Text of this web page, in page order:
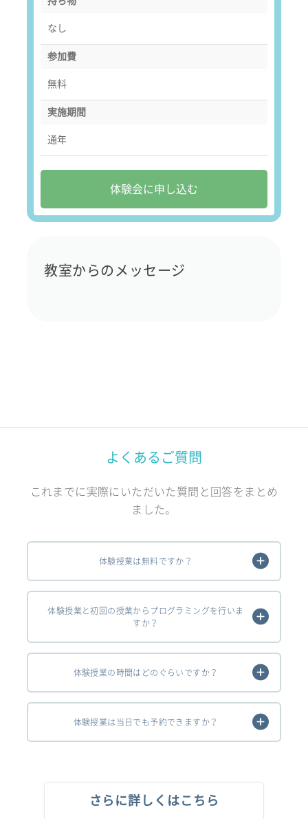
なし
参加費
無料
実施期間
通年
体験会に申し込む
教室からのメッセージ
よくあるご質問
これまでに実際にいただいた質問と回答をまとめ
ました。
体験授業は無料ですか？
体験授業と初回の授業からプログラミングを行いま
すか？
体験授業の時間はどのぐらいですか？
体験授業は当日でも予約できますか？
さらに詳しくはこちら